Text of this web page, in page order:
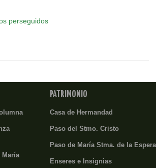
perseguidos
María
PATRIMONIO
Casa de Hermandad
Paso del Stmo. Cristo
Paso de María Stma. de la
Enseres e Insignias